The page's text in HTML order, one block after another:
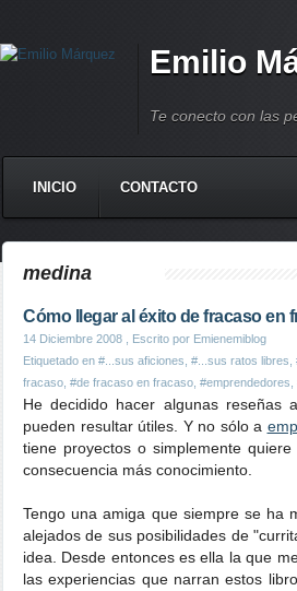
Emilio
Te conecto con las
INICIO CONTACTO
medina
Cómo llegar al éxito de fracaso en
14 Diciembre 2008 , Escrito por Emienemiblog
Etiquetado en #...sus aficiones #...sus ratos libres
fracaso #de fracaso en fracaso #emprendedores
He decidido hacer algunas
pueden resultar útiles. Y no sólo a
tiene proyectos o simplemente
consecuencia más conocimiento.
Tengo una amiga que siempre se ha
alejados de sus posibilidades de
idea. Desde entonces es ella la que
las experiencias que narran estos